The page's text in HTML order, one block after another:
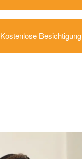
Kostenlose Besichtigung